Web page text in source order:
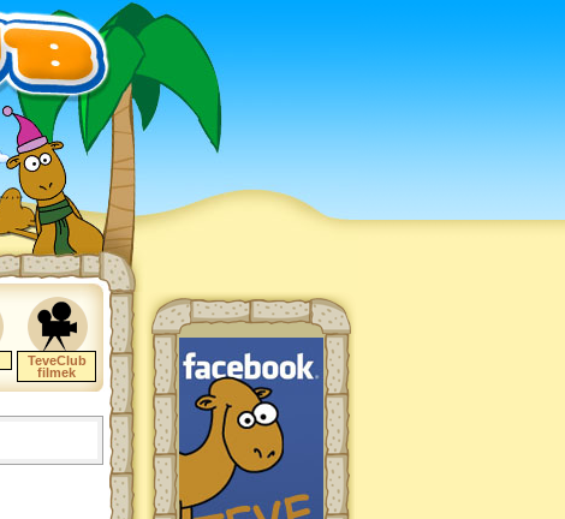
TeveClub
filmek